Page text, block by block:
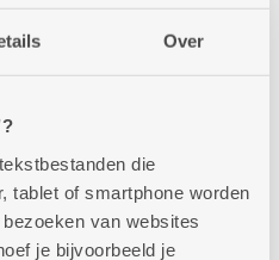
Over
die
tablet of smartphone worden
van websites
je bijvoorbeeld je
Meer info